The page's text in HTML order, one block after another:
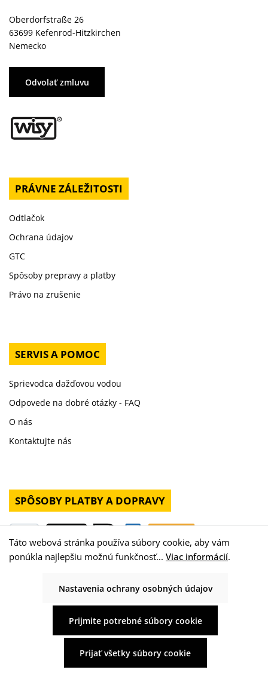
Oberdorfstraße 26
63699 Kefenrod-Hitzkirchen
Nemecko
Odvolať zmluvu
PRÁVNE ZÁLEŽITOSTI
Odtlačok
Ochrana údajov
GTC
Spôsoby prepravy a platby
Právo na zrušenie
SERVIS A POMOC
Sprievodca dažďovou vodou
Odpovede na dobré otázky - FAQ
O nás
Kontaktujte nás
SPÔSOBY PLATBY A DOPRAVY
Táto webová stránka používa súbory cookie, aby vám
ponúkla najlepšiu možnú funkčnosť... Viac informácií.
Nastavenia ochrany osobných údajov
Prijmite potrebné súbory cookie
Prijať všetky súbory cookie